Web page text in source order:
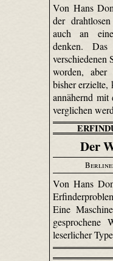
Von Hans
der
auch an
denken.
verschiedenen
worden,
bisher
annähernd mit
verglichen
Der
Von Hans
Eine
leserlicher